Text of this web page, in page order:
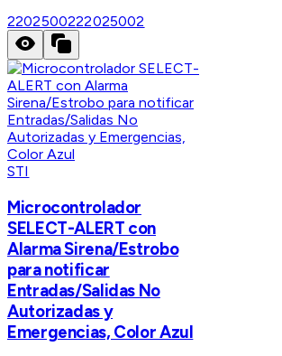
2202500222025002
STI
Microcontrolador
SELECT-ALERT con
Alarma Sirena/Estrobo
para notificar
Entradas/Salidas No
Autorizadas y
Emergencias, Color Azul